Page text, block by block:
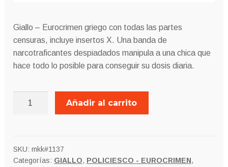
Giallo – Eurocrimen griego con todas las partes
censuras, incluye insertos X. Una banda de
narcotraficantes despiadados manipula a una chica que
hace todo lo posible para conseguir su dosis diaria.
DE
BLANCO
Añadir al carrito
SKU: mkk#1137
Categorías: GIALLO, POLICIESCO - EUROCRIMEN,